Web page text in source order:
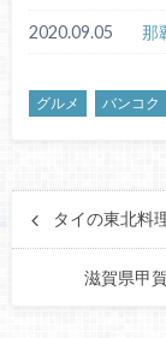
2020.09.05 那
グルメ バンコク
タイの東北料
滋賀県甲